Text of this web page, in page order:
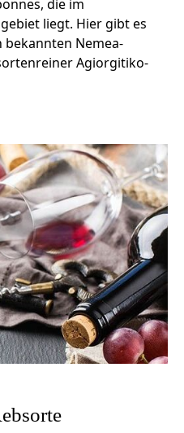
die im
liegt. Hier gibt es
bekannten Nemea-
Agiorgitiko-